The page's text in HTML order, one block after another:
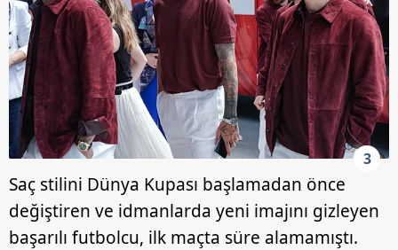
3
Saç stilini Dünya Kupası başlamadan önce
değiştiren ve idmanlarda yeni imajını gizleyen
başarılı futbolcu, ilk maçta süre alamamıştı.